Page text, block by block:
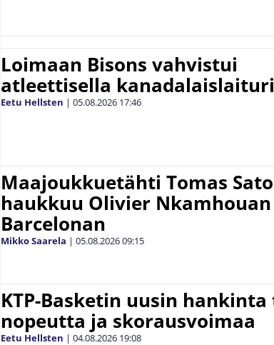
Loimaan Bisons vahvistui
atleettisella
Eetu Hellsten | 05.08.2026 17:46
Maajoukkuetähti Tomas
haukkuu Olivier Nkamhouan
Barcelonan
Mikko Saarela | 05.08.202609:15
KTP-Basketin uusin hankinta
nopeutta ja skorausvoimaa
Eetu Hellsten | 04.08.2026 19:08